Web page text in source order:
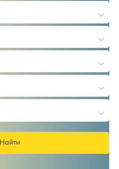
Найти